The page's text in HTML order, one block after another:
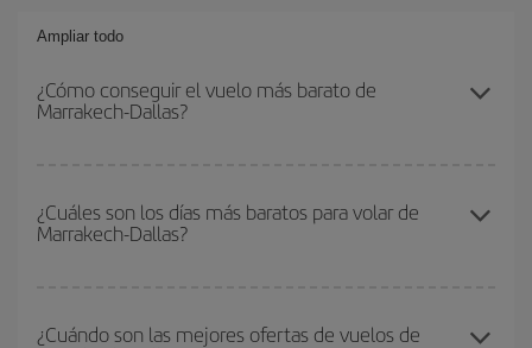
Ampliar todo
¿Cómo conseguir el vuelo más barato de
Marrakech-Dallas?
conseguir el vuelo más barato si evitas temporadas altas,
compras con antelación y puedes ser flexible con las fechas y
¿Cuáles son los días más baratos para volar de
Marrakech-Dallas?
que empezar una consulta en nuestro
buscador de vuelos
¿Cuándo son las mejores ofertas de vuelos de